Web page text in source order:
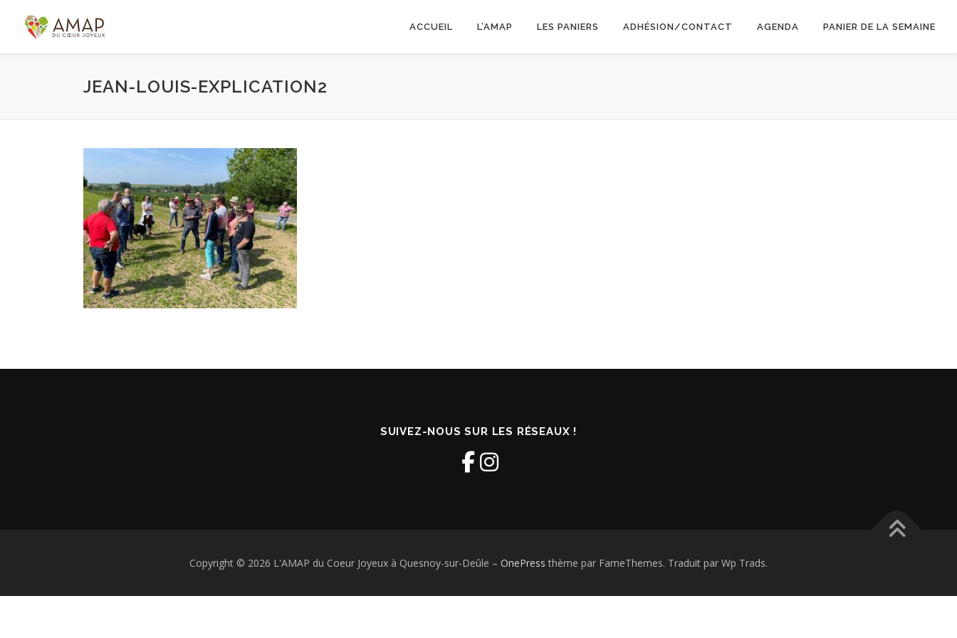
contenu
ACCUEIL L’AMAP LES PANIERS ADHÉSION/CONTACT AGENDA PANIER DE LA SEMAINE
JEAN-LOUIS-EXPLICATION2
SUIVEZ-NOUS SUR LES RÉSEAUX !
Copyright © 2026 L'AMAP du Coeur Joyeux à Quesnoy-sur-Deûle – OnePress thème par FameThemes. Traduit par Wp Trads.